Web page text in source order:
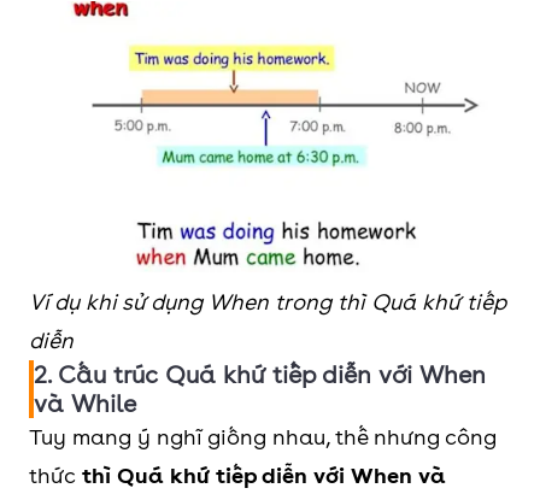
Ví dụ khi sử dụng When trong thì Quá khứ tiếp
diễn
2. Cấu trúc Quá khứ tiếp diễn với When
và While
Tuy mang ý nghĩ giống nhau, thế nhưng công
thức thì Quá khứ tiếp diễn với When và